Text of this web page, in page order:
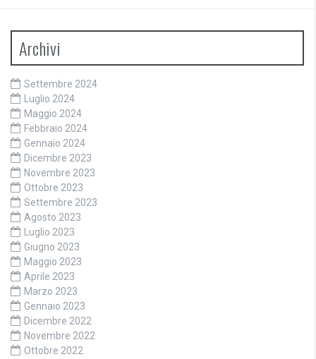
Archivi
Settembre 2024
Luglio 2024
Maggio 2024
Febbraio 2024
Gennaio 2024
Dicembre 2023
Novembre 2023
Ottobre 2023
Settembre 2023
Agosto 2023
Luglio 2023
Giugno 2023
Maggio 2023
Aprile 2023
Marzo 2023
Gennaio 2023
Dicembre 2022
Novembre 2022
Ottobre 2022